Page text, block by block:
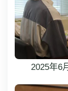
2025年6